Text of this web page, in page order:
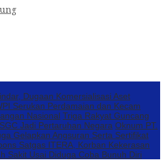
Dugaan Komersialisasi Aset
Serukan Perdamaian dan Kecam
Nasional Triga Rakyat Guncang
Jadi Pertaruhan Negara Oknum PT.
Gelapkan Angsuran Serta Sertifikat
Satgas ITERA, Korban Kekerasan
Sakit Usai Diduga Coba Bunuh Diri